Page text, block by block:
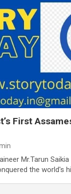
First
Mr.Tarun
the world's